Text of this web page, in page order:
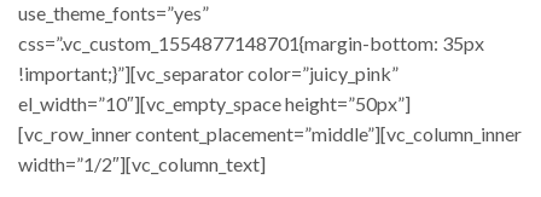
use_theme_fonts=”yes”
css=”.vc_custom_1554877148701{margin-bottom: 35px
!important;}”][vc_separator color=”juicy_pink”
el_width=”10″][vc_empty_space height=”50px”]
[vc_row_inner content_placement=”middle”][vc_column_inner
width=”1/2″][vc_column_text]